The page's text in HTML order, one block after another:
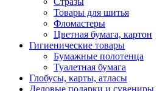
Товары для шитья
Фломастеры
Цветная бумага, картон
Гигиенические товары
Бумажные полотенца
Туалетная бумага
Глобусы, карты, атласы
Деловые подарки и сувениры